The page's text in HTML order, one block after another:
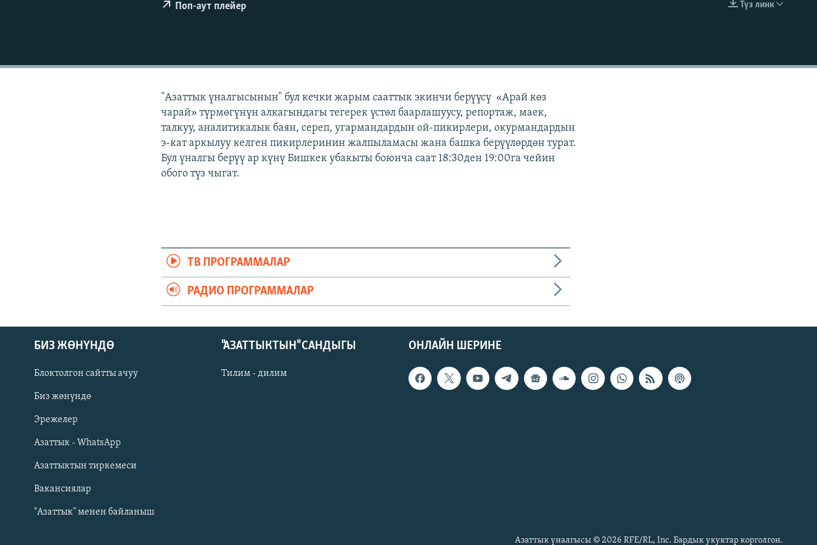
Русский
ОНЛАЙН ШЕРИНЕ
EMBED
Түз линк
Поп-аут плейер
"Азаттык үналгысынын" бул кечки жарым сааттык экинчи берүүсү «Арай көз
чарай» түрмөгүнүн алкагындагы тегерек үстөл баарлашуусу, репортаж, маек,
талкуу, аналитикалык баян, сереп, угармандардын ой-пикирлери, окурмандардын
э-кат аркылуу келген пикирлеринин жалпыламасы жана башка берүүлөрдөн турат.
Бул үналгы берүү ар күнү Бишкек убакыты боюнча саат 18:30ден 19:00га чейин
обого түз чыгат.
ТВ ПРОГРАММАЛАР
РАДИО ПРОГРАММАЛАР
ОНЛАЙН ШЕРИНЕ
БИЗ ЖӨНҮНДӨ
Блоктолгон сайтты ачуу
Биз жөнүндө
Эрежелер
Азаттык - WhatsApp
Азаттыктын тиркемеси
Вакансиялар
"Азаттык" менен байланыш
"АЗАТТЫКТЫН" САНДЫГЫ
Тилим - дилим
Азаттык үналгысы © 2026 RFE/RL, Inc. Бардык укуктар корголгон.